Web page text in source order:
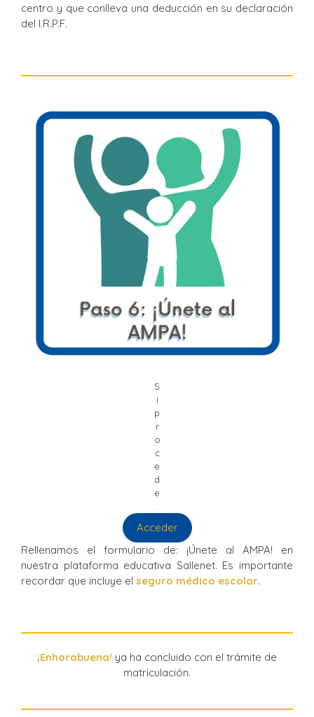
centro y que conlleva una deducción en su declaración
del I.R.P.F.
S
i
p
r
o
c
e
d
e
Acceder
Rellenamos el formulario de: ¡Únete al AMPA! en
nuestra plataforma educativa Sallenet. Es importante
recordar que incluye el seguro médico escolar.
¡Enhorabuena! ya ha concluido con el trámite de
matriculación.